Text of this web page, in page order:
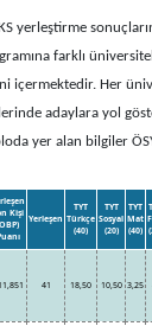
yerleştirme
farklı
içermektedir. Her
adaylara yol
yer alan bilgiler
Kişi
Yerleşen
TYT
Türkçe
(40)
TYT
Sosyal
(20)
TYT
Mat
(40)
41 18,50 10,50 3,25